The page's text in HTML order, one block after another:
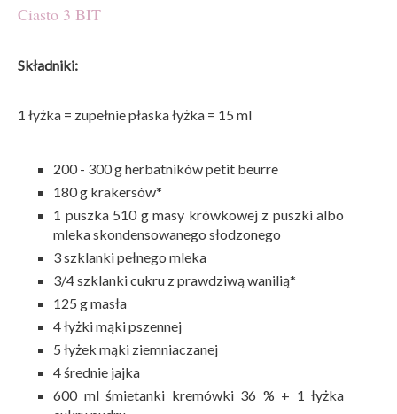
Ciasto 3 BIT
Składniki:
1 łyżka = zupełnie płaska łyżka = 15 ml
200 - 300 g herbatników petit beurre
180 g krakersów*
1 puszka 510 g masy krówkowej z puszki albo
mleka skondensowanego słodzonego
3 szklanki pełnego mleka
3/4 szklanki cukru z prawdziwą wanilią*
125 g masła
4 łyżki mąki pszennej
5 łyżek mąki ziemniaczanej
4 średnie jajka
600 ml śmietanki kremówki 36 % + 1 łyżka